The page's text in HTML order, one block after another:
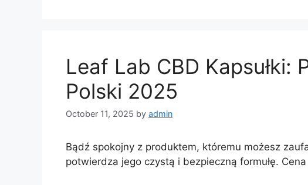
Leaf Lab CBD Kapsułki:
Polski 2025
October 11, 2025 by admin
Bądź spokojny z produktem, któremu możesz
potwierdza jego czystą i bezpieczną formułę. Cena